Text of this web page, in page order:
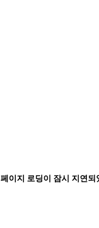
페이지 로딩이 잠시 지연